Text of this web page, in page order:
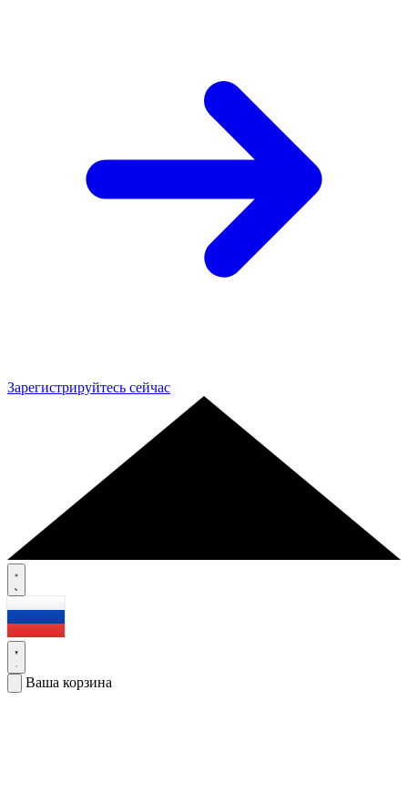
Зарегистрируйтесь сейчас
Ваша корзина